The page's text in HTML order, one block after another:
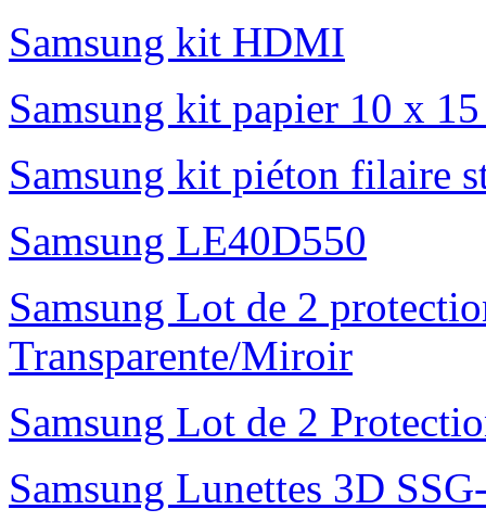
Samsung kit HDMI
Samsung kit papier 10 x
Samsung kit piéton filaire
Samsung LE40D550
Samsung Lot de 2
Transparente/Miroir
Samsung Lot de 2
Samsung Lunettes 3D